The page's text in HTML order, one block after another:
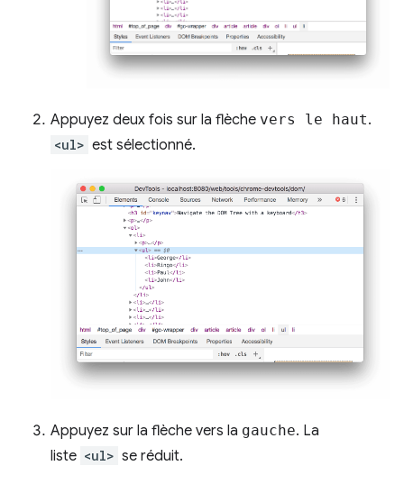
Appuyez deux fois sur la flèche vers le haut.
<ul> est sélectionné.
Appuyez sur la flèche vers la gauche. La
liste <ul> se réduit.